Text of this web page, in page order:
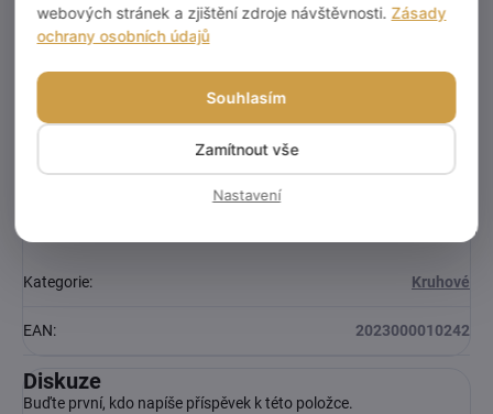
Pro velkoobchod cena za 5ks v balení.
Kategorie: Kruhové
EAN: 2023000010242
Diskuze
Buďte první, kdo napíše příspěvek k této položce.
webových stránek a zjištění zdroje návštěvnosti. Zásady
ochrany osobních údajů
Souhlasím
Zamítnout vše
Nastavení